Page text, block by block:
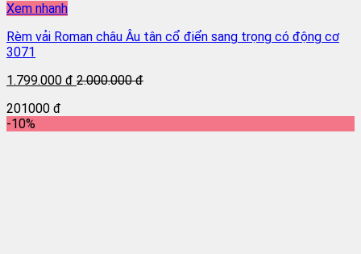
Xem nhanh
Rèm vải Roman châu Âu tân cổ điển sang trọng có động cơ
3071
1.799.000 đ 2.000.000 đ
201000 đ
-10%